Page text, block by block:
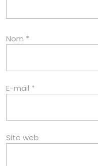
Nom *
E-mail *
Site web